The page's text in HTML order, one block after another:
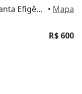
Avenida Francisco Sales, 1463, Santa Efigênia, 7º andar, Belo Horizonte • Mapa
R$ 600